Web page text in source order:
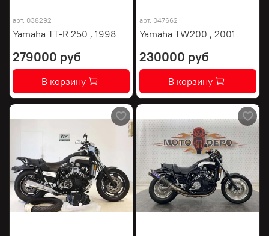
арт. 038292
Yamaha TT-R 250 , 1998
279000 руб
В корзину
арт. 047662
Yamaha TW200 , 2001
230000 руб
В корзину